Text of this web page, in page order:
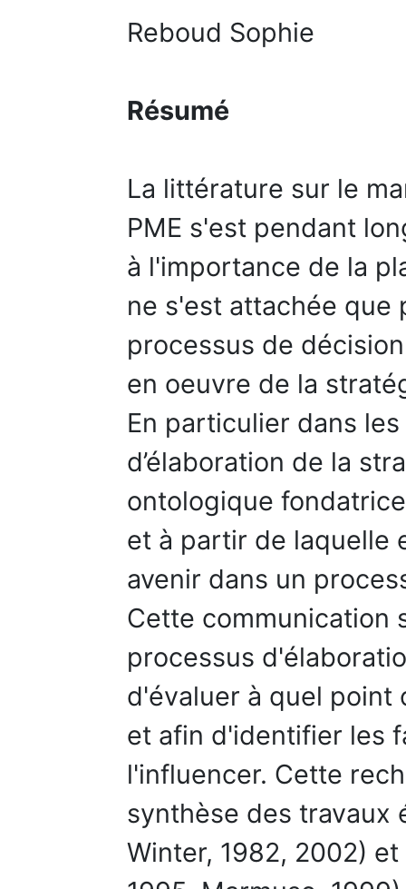
Reboud Sophie
Résumé
La littérature sur le
PME s'est pendant
à l'importance de la
ne s'est attachée que
processus de
en oeuvre de la
En particulier dans
d’élaboration de la
ontologique
et à partir de laquelle
avenir dans un
Cette communication
processus
d'évaluer à quel point
et afin d'identifier les
l'influencer. Cette
synthèse des travaux
Winter, 1982, 2002)